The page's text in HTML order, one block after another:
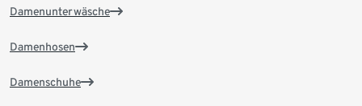
Damenunterwäsche
Damenhosen
Damenschuhe